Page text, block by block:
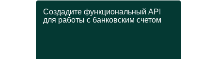
Создадите функциональный API
для работы с банковским счетом
Управление ИТ-проектами